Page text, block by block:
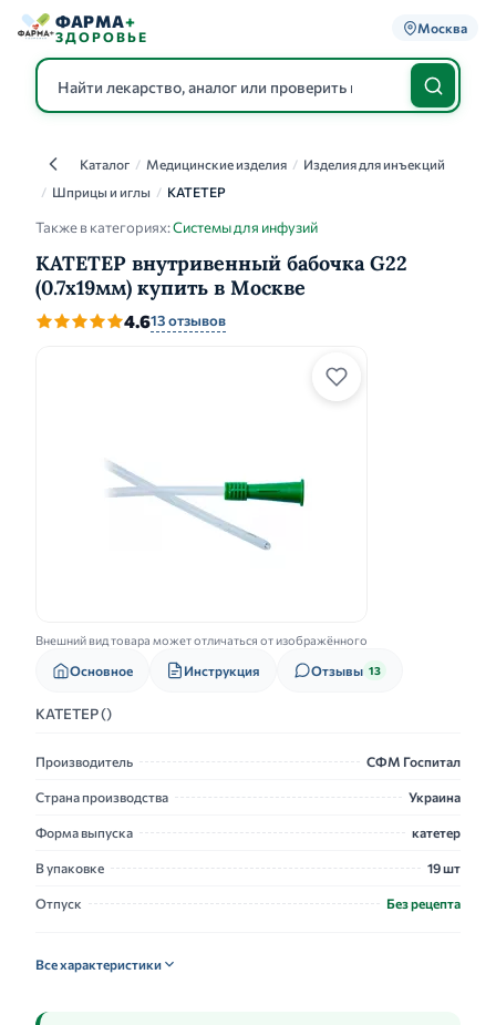
ФАРМА+
ЗДОРОВЬЕ
Москва
КаталогКаталог / Медицинские изделия / Изделия для инъекций
/ Шприцы и иглы / КАТЕТЕР
Также в категориях:Системы для инфузий
КАТЕТЕР внутривенный бабочка G22
(0.7х19мм) купить в Москве
4.613 отзывов
Внешний вид товара может отличаться от изображённого
Основное Инструкция Отзывы 13
КАТЕТЕР ()
Производитель СФМ Госпитал
Страна производства Украина
Форма выпуска катетер
В упаковке 19 шт
Отпуск Без рецепта
Все характеристики